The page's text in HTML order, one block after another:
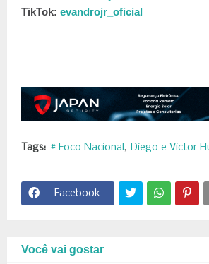
TikTok: evandrojr_oficial
Tags: # Foco Nacional Diego e Victor
Facebook
Você vai gostar